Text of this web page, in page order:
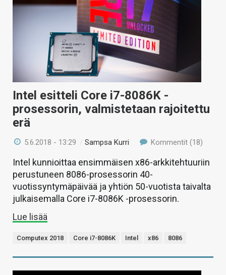
Intel esitteli Core i7-8086K -
prosessorin, valmistetaan rajoitettu
erä
5.6.2018 - 13:29 /Sampsa Kurri Kommentit (18)
Intel kunnioittaa ensimmäisen x86-arkkitehtuuriin
perustuneen 8086-prosessorin 40-
vuotissyntymäpäivää ja yhtiön 50-vuotista taivalta
julkaisemalla Core i7-8086K -prosessorin.
Lue lisää
Computex 2018 Core i7-8086K Intel x86 8086